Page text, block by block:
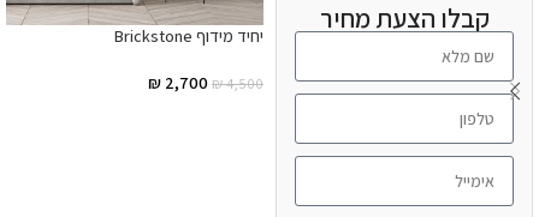
קבלו הצעת מחיר
יחיד מידוף Brickstone
₪4,500
₪ 2,700